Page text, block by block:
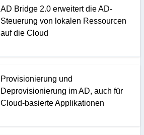
AD Bridge 2.0 erweitert die AD-
Steuerung von lokalen Ressourcen
auf die Cloud
Provisionierung und
Deprovisionierung im AD, auch für
Cloud-basierte Applikationen